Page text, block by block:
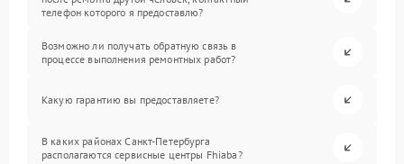
телефон которого я предоставлю?
Возможно ли получать обратную связь в
процессе выполнения ремонтных работ?
Какую гарантию вы предоставляете?
В каких районах Санкт-Петербурга
располагаются сервисные центры Fhiaba?